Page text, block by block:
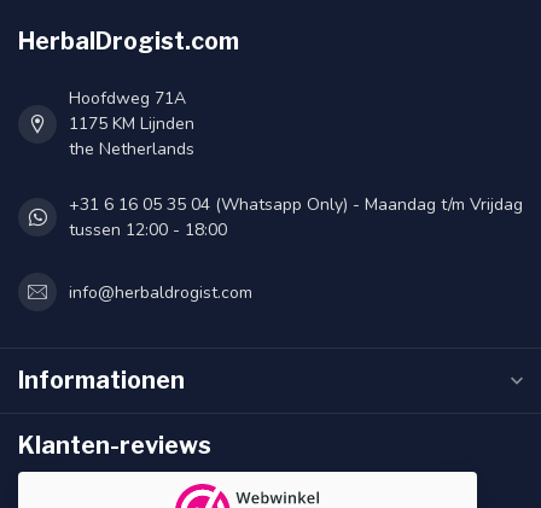
HerbalDrogist.com
Hoofdweg 71A
1175 KM Lijnden
the Netherlands
+31 6 16 05 35 04 (Whatsapp Only) - Maandag t/m Vrijdag
tussen 12:00 - 18:00
info@herbaldrogist.com
Informationen
Klanten-reviews